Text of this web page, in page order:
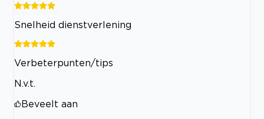
Snelheid dienstverlening
Verbeterpunten/tips
N.v.t.
Beveelt aan